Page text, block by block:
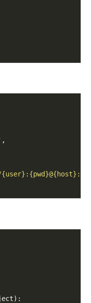
,
{user} : {pwd}@{host}